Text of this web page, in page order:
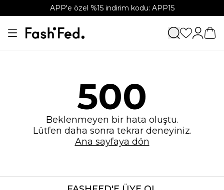
APP'e özel %15 indirim kodu: APP15
500
Beklenmeyen bir hata oluştu.
Lütfen daha sonra tekrar deneyiniz.
Ana sayfaya dön